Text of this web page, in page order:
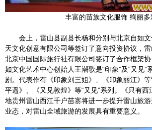
丰富的苗族文化服饰 绚丽多
会上，雷山县副县长杨和分别与北京自如文
天文化创意有限公司等签订了意向投资协议，
北京中国国际旅行社有限公司签订了合作框架
如文化艺术中心创始人王潮歌是“印象”及“又见”
剧。代表作有《印象刘三姐》、《印象丽江》等
平遥》、《又见敦煌》等“又见”系列。《只有
地贵州雷山西江千户苗寨将进一步提升雷山旅
业态，对雷山全域旅游的发展具有重要意义。